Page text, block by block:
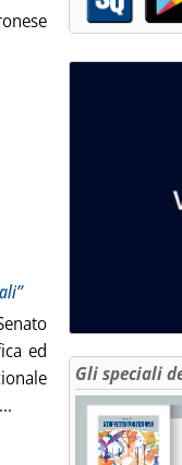
ed
Leggi tutta la
Gli speciali